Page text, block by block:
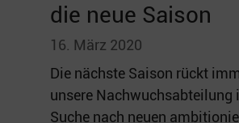
die neue Saison
16. März 2020
Die nächste Saison rückt
unsere Nachwuchsabteilung
Suche nach neuen